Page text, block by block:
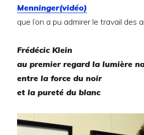
Menninger(vidéo)
que l’on a pu admirer le travail des
Frédécic Klein
au premier regard la lumière
entre la force du noir
et la pureté du blanc